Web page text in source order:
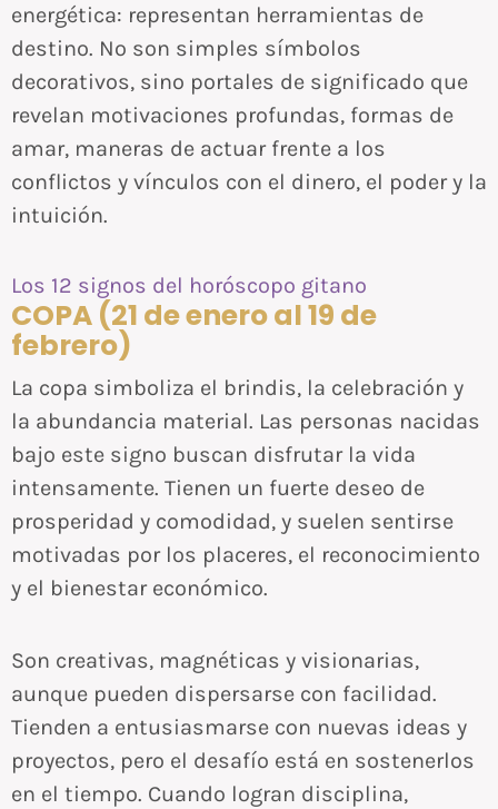
energética: representan herramientas de
destino. No son simples símbolos
decorativos, sino portales de significado que
revelan motivaciones profundas, formas de
amar, maneras de actuar frente a los
conflictos y vínculos con el dinero, el poder y la
intuición.
Los 12 signos del horóscopo gitano
COPA (21 de enero al 19 de
febrero)
La copa simboliza el brindis, la celebración y
la abundancia material. Las personas nacidas
bajo este signo buscan disfrutar la vida
intensamente. Tienen un fuerte deseo de
prosperidad y comodidad, y suelen sentirse
motivadas por los placeres, el reconocimiento
y el bienestar económico.
Son creativas, magnéticas y visionarias,
aunque pueden dispersarse con facilidad.
Tienden a entusiasmarse con nuevas ideas y
proyectos, pero el desafío está en sostenerlos
en el tiempo. Cuando logran disciplina,